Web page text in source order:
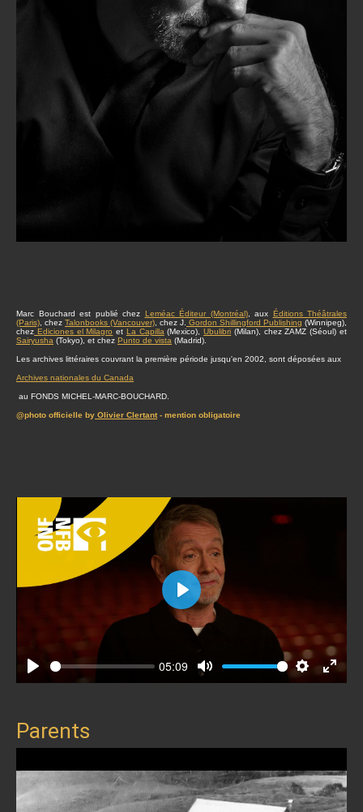
Marc Bouchard est publié chez Leméac Éditeur (Montréal), aux Éditions Théâtrales
(Paris) , chez Talonbooks (Vancouver) , chez J. Gordon Shillingford Publishing (Winnipeg),
chez Ediciones el Milagro et La Capilla (Mexico),Ubulibri (Milan), chez ZAMZ (Séoul) et
Sairyusha (Tokyo), et chez Punto de vista (Madrid).
Les archives littéraires couvrant la première période jusqu'en 2002, sont déposées aux
Archives nationales du Canada
au FONDS MICHEL-MARC-BOUCHARD.
@photo officielle by Olivier Clertant- mention obligatoire
Play
05:09
Mute SettingsEnter
Play
Parents